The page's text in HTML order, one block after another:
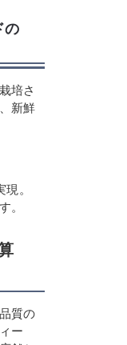
の
培さ
新鮮
。
。
質の
ー